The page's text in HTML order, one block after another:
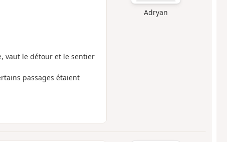
Adryan
vaut le détour et le sentier
passages étaient